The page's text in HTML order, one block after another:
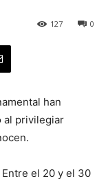
0
127
han
al privilegiar
el 20 y el 30